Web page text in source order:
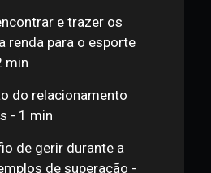
quando
novo e inovador - 4
e trazer os
2 min